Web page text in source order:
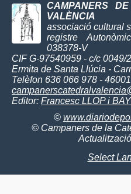
CAMPANERS
VALÈNCIA
associació cultural
registre
038378-V
CIF G-97540959 - c/c 0049/
Ermita de Santa Llúcia -
Telèfon 636 066 978 -
Editor: Francesc LLOP i
©
© Campaners de la
Select